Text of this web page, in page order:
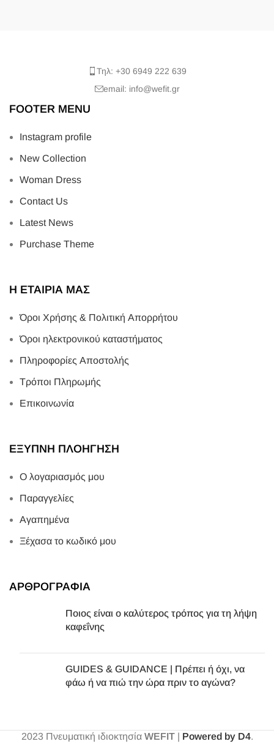
Τηλ: +30 6949 222 639
email: info@wefit.gr
FOOTER MENU
Instagram profile
New Collection
Woman Dress
Contact Us
Latest News
Purchase Theme
Η ΕΤΑΙΡΙΑ ΜΑΣ
Όροι Χρήσης & Πολιτική Απορρήτου
Όροι ηλεκτρονικού καταστήματος
Πληροφορίες Αποστολής
Τρόποι Πληρωμής
Επικοινωνία
ΕΞΥΠΝΗ ΠΛΟΗΓΗΣΗ
Ο λογαριασμός μου
Παραγγελίες
Αγαπημένα
Ξέχασα το κωδικό μου
ΑΡΘΡΟΓΡΑΦΙΑ
Ποιος είναι ο καλύτερος τρόπος για τη λήψη
καφεΐνης
GUIDES & GUIDANCE | Πρέπει ή όχι, να
φάω ή να πιώ την ώρα πριν το αγώνα?
2023 Πνευματική ιδιοκτησία WEFIT| Powered by D4.